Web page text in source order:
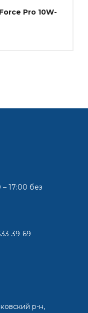
Pro 10W-
17:00 без
39-69
р-н,